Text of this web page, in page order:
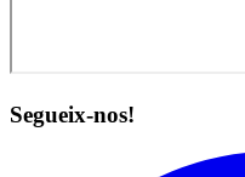
Segueix-nos!